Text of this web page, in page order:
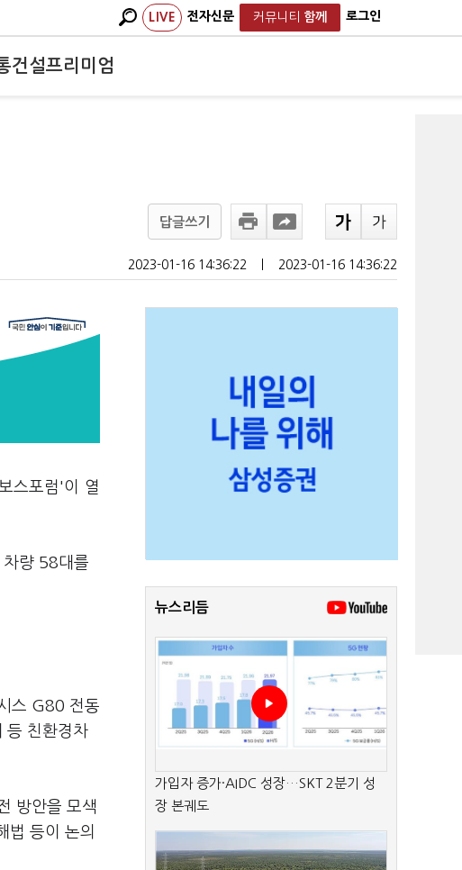
LIVE 전자신문 커뮤니티 함께 로그인
건설프리미엄
답글쓰기
2023-01-16 14:36:22 2023-01-16 14:36:22
스포럼'이 열
량 58대를
스 G80 전동
등 친환경차
방안을 모색
법 등이 논의
뉴스리듬
가입자 증가·AIDC 성장…SKT 2분기 성
장 본궤도